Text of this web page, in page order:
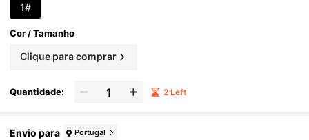
1#
Cor / Tamanho
Clique para comprar
Quantidade: 2 Left
Envio para Portugal